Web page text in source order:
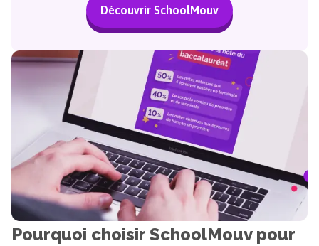
Découvrir SchoolMouv
Pourquoi choisir SchoolMouv pour